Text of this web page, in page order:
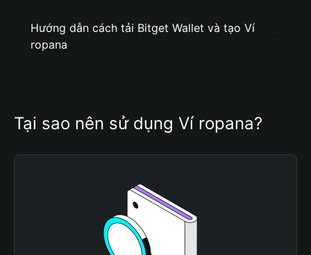
Hướng dẫn cách tải Bitget Wallet và tạo Ví
ropana
Tại sao nên sử dụng Ví ropana?